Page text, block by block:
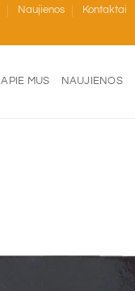
Naujienos Kontaktai
APIE MUS NAUJIENOS